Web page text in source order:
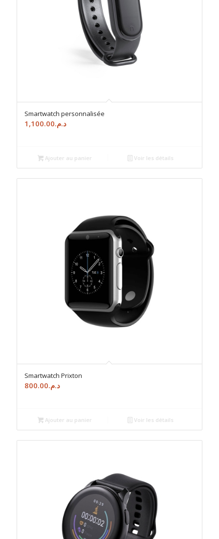
Smartwatch personnalisée
د.م.1,100.00
Ajouter au panier Voir les détails
Smartwatch Prixton
د.م.800.00
Ajouter au panier Voir les détails